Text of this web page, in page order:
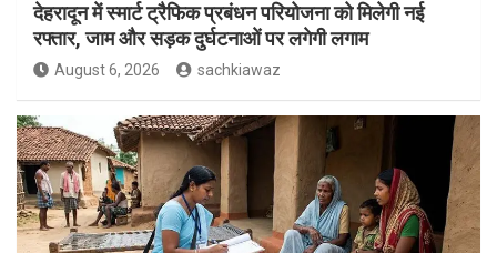
देहरादून में स्मार्ट ट्रैफिक प्रबंधन परियोजना को मिलेगी नई
रफ्तार, जाम और सड़क दुर्घटनाओं पर लगेगी लगाम
August 6, 2026 sachkiawaz